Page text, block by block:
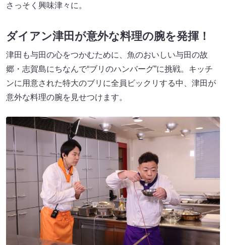
さっそく興味津々に。
ダイアン津田が意外な料理の腕を発揮！
津田も与田の心をつかむために、魚のおいしい与田の故
郷・志賀島にちなんで“ブリのハンバーグ”に挑戦。キッチ
ンに用意された特大のブリに全員ビックリする中、津田が
意外な料理の腕を見せつけます。